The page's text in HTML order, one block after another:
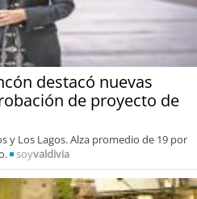
destacó nuevas
de proyecto de
y Los Lagos. Alza promedio de 19 por
soyvaldivia